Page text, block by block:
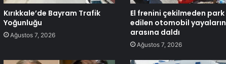
Kırıkkale’de Bayram Trafik
Yoğunluğu
Ağustos 7, 2026
El frenini çekilmeden park
edilen otomobil yayaların
arasına daldı
Ağustos 7, 2026